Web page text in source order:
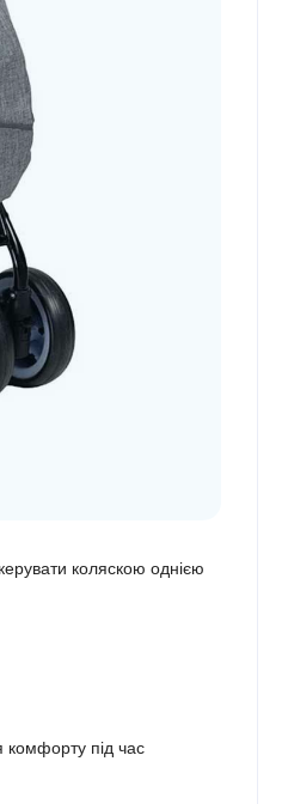
коляскою однією
комфорту під час